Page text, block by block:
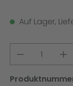
Auf Lager,
Produkt